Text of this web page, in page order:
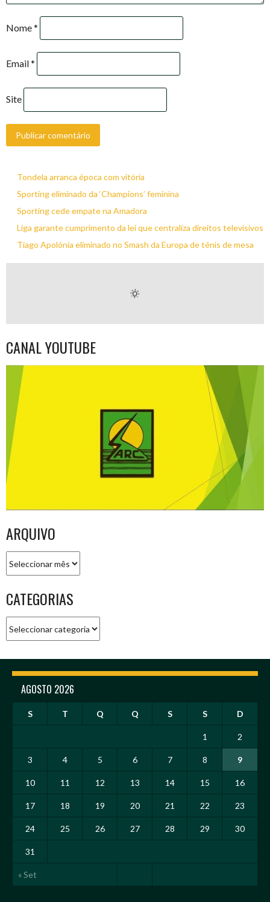
Nome*
Email*
Site
Tondela arranca época com vitória
Sporting eliminado da ‘Champions’ feminina
Sporting cede empate na Amadora
Liga garante cumprimento da lei que centraliza direitos televisivos
Tiago Apolónia eliminado no Smash da Europa de ténis de mesa
CANAL YOUTUBE
ARQUIVO
CATEGORIAS
AGOSTO 2026
S T Q Q S S D
« Set
1 2
3 4 5 6 7 8 9
10 11 12 13 14 15 16
17 18 19 20 21 22 23
24 25 26 27 28 29 30
31